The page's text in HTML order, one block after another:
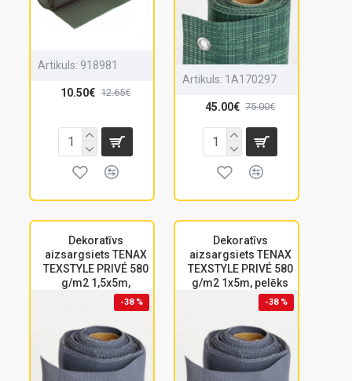
Artikuls: 918981
10.50€ 12.65€
Artikuls: 1A170297
45.00€ 75.00€
Dekoratīvs
aizsargsiets TENAX
TEXSTYLE PRIVÉ 580
g/m2 1,5x5m,
-38 %
Dekoratīvs
aizsargsiets TENAX
TEXSTYLE PRIVÉ 580
g/m2 1x5m, pelēks
-38 %